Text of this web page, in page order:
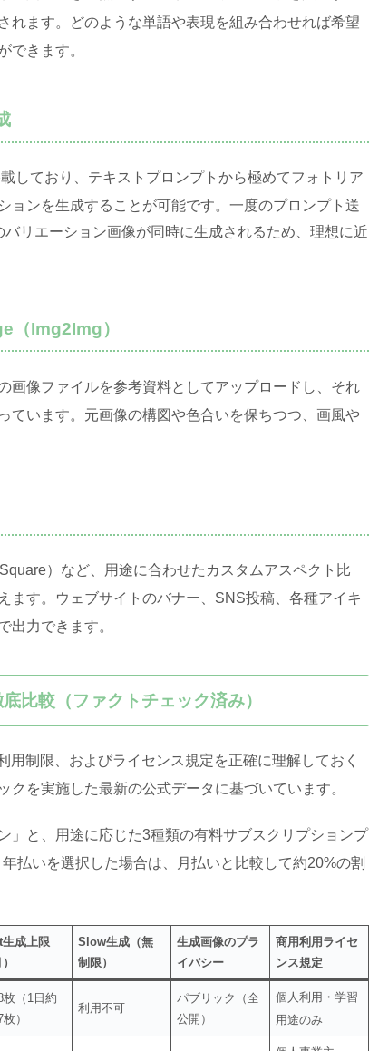
れます。どのような単語や表現を組み合わせれば希望
できます。
しており、テキストプロンプトから極めてフォトリア
ョンを生成することが可能です。一度のプロンプト送
リエーション画像が同時に生成されるため、理想に近
（Img2Img）
画像ファイルを参考資料としてアップロードし、それ
ています。元画像の構図や色合いを保ちつつ、画風や
）など、用途に合わせたカスタムアスペクト比
ます。ウェブサイトのバナー、SNS投稿、各種アイキ
出力できます。
比較（ファクトチェック済み）
制限、およびライセンス規定を正確に理解しておく
クを実施した最新の公式データに基づいています。
」と、用途に応じた3種類の有料サブスクリプションプ
年払いを選択した場合は、月払いと比較して約20%の割
成上限
Slow生成（無
制限）
生成画像のプラ
イバシー
商用利用ライセ
ンス規定
枚（1日約
）
利用不可
パブリック（全
公開）
個人利用・学習
用途のみ